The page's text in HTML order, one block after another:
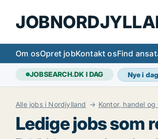
Om osOpret jobKontakt osFind ansat
JOBSEARCH.DK I DAG Nye i dag
Alle jobs i Nordjylland Kontor, handel
Ledige jobs som